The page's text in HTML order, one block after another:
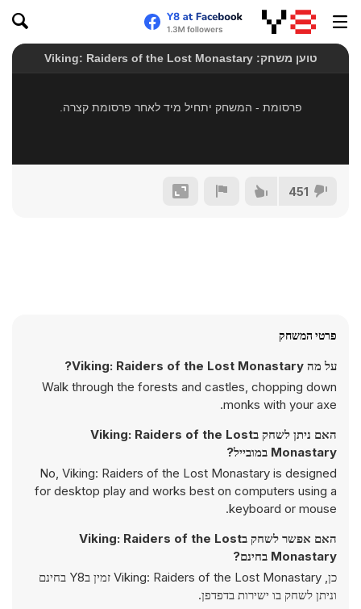
451
פרטי המשחק
על מה Viking: Raiders of the Lost Monastary?
Walk through the forests and castles, chopping down
monks with your axe.
האם ניתן לשחק בViking: Raiders of the Lost
Monastary במובייל?
No, Viking: Raiders of the Lost Monastary is designed
for desktop play and works best on computers using a
keyboard or mouse.
האם אפשר לשחק בViking: Raiders of the Lost
Monastary בחינם?
כן, Viking: Raiders of the Lost Monastary זמין בY8 בחינם
וניתן לשחק בו ישירות בדפדפן.